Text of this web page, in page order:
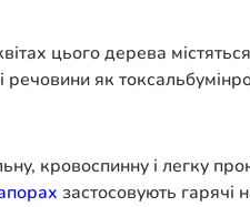
цього дерева
речовини як
кровоспинну і легку
застосовують гарячі